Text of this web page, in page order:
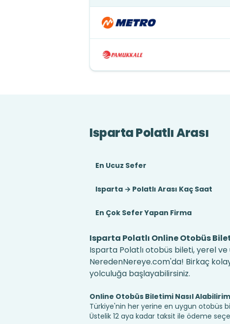
Isparta Polatlı Arası
En Ucuz Sefer
Isparta → Polatlı Arası Kaç Saat
En Çok Sefer Yapan Firma
Isparta Polatlı Online Otobüs
Isparta Polatlı otobüs bileti, yerel
NeredenNereye.com'da! Birkaç
yolculuğa başlayabilirsiniz.
Online Otobüs Biletimi Nasıl
Türkiye'nin her yerine en uygun otobüs
Üstelik 12 aya kadar taksit ile ödeme